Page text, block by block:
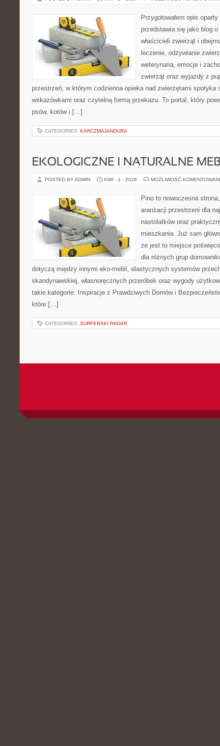
Przygotowałem opis
przedstawia się jako blog
właścicieli zwierząt i
leczenie, odżywianie
weterynaria, emocje i
zwierząt oraz wyjazdy z
przestrzeń, w którym codzienna opieka nad zwierzętami spotyka
wskazówkami oraz czytelną formą przekazu. To portal, który
psów, kotów i […]
CATEGORIES: KARCZMAJANDURA
EKOLOGICZNE I NATURALNE
POSTED BY ADMIN KWI - 1 - 2026 MOŻLIWOŚĆ
Pino to nowoczesna
aranżacji przestrzeni dla
nastolatków oraz
mieszkania. Już sam
że jest to miejsce
dla różnych grup
dotyczą między innymi eko-mebli, elastycznych systemów
skandynawskiej, własnoręcznych przeróbek oraz wygody
takie kategorie: Inspiracje z Prawdziwych Domów i
które […]
CATEGORIES: SURFERSKI RADAR